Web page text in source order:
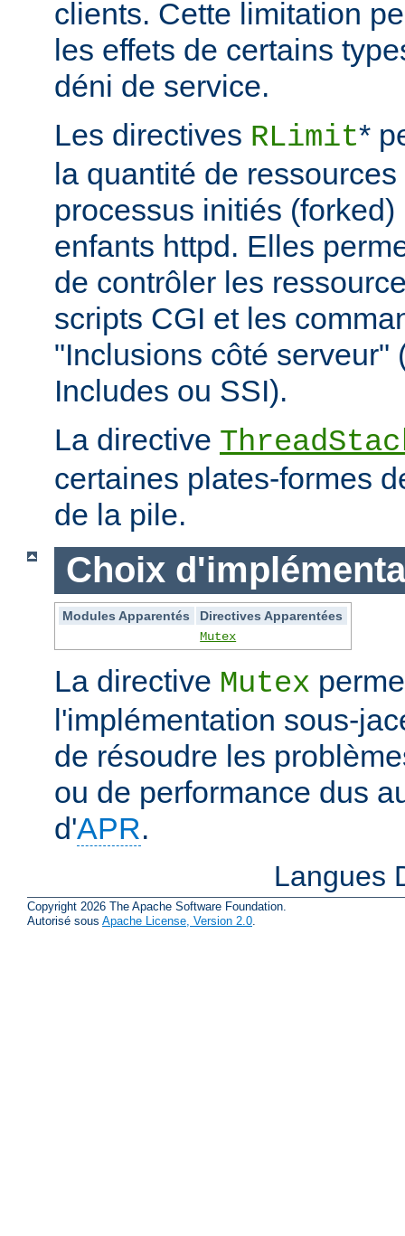
clients. Cette limitation
les effets de certains
déni de service.
Les directives RLimit*
la quantité de
processus initiés
enfants httpd. Elles
de contrôler les
scripts CGI et les
"Inclusions côté serveur"
Includes ou SSI).
La directive
certaines plates-formes
de la pile.
Choix
Modules Apparentés
Directives Apparentées
Mutex
La directive Mutex
l'implémentation sous-
de résoudre les
ou de performance dus
d'APR.
Langues
Copyright 2026 The Apache Software Foundation.
Autorisé sous Apache License, Version 2.0.